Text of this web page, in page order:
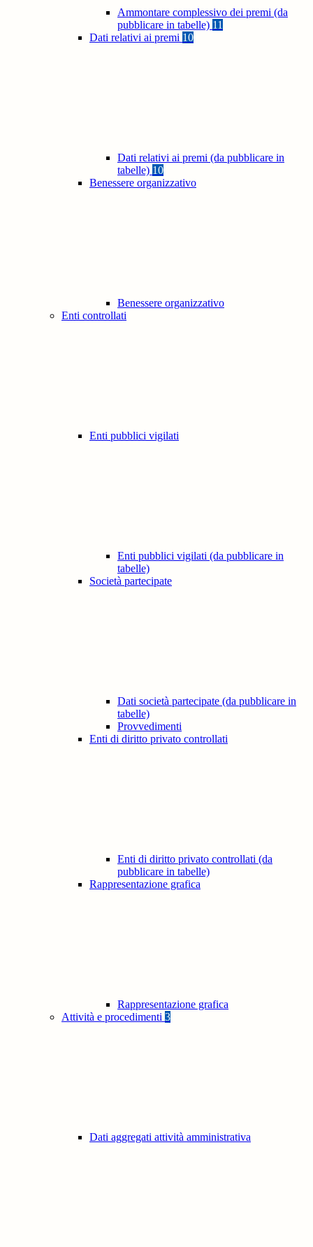
Ammontare complessivo dei premi (da
pubblicare in tabelle) 11
Dati relativi ai premi 10
Dati relativi ai premi (da pubblicare in
tabelle) 10
Benessere organizzativo
Benessere organizzativo
Enti controllati
Enti pubblici vigilati
Enti pubblici vigilati (da pubblicare in
tabelle)
Società partecipate
Dati società partecipate (da pubblicare in
tabelle)
Provvedimenti
Enti di diritto privato controllati
Enti di diritto privato controllati (da
pubblicare in tabelle)
Rappresentazione grafica
Rappresentazione grafica
Attività e procedimenti 3
Dati aggregati attività amministrativa